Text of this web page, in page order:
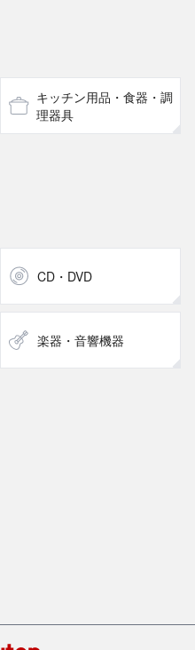
キッチン用品・食器・調
理器具
CD・DVD
楽器・音響機器